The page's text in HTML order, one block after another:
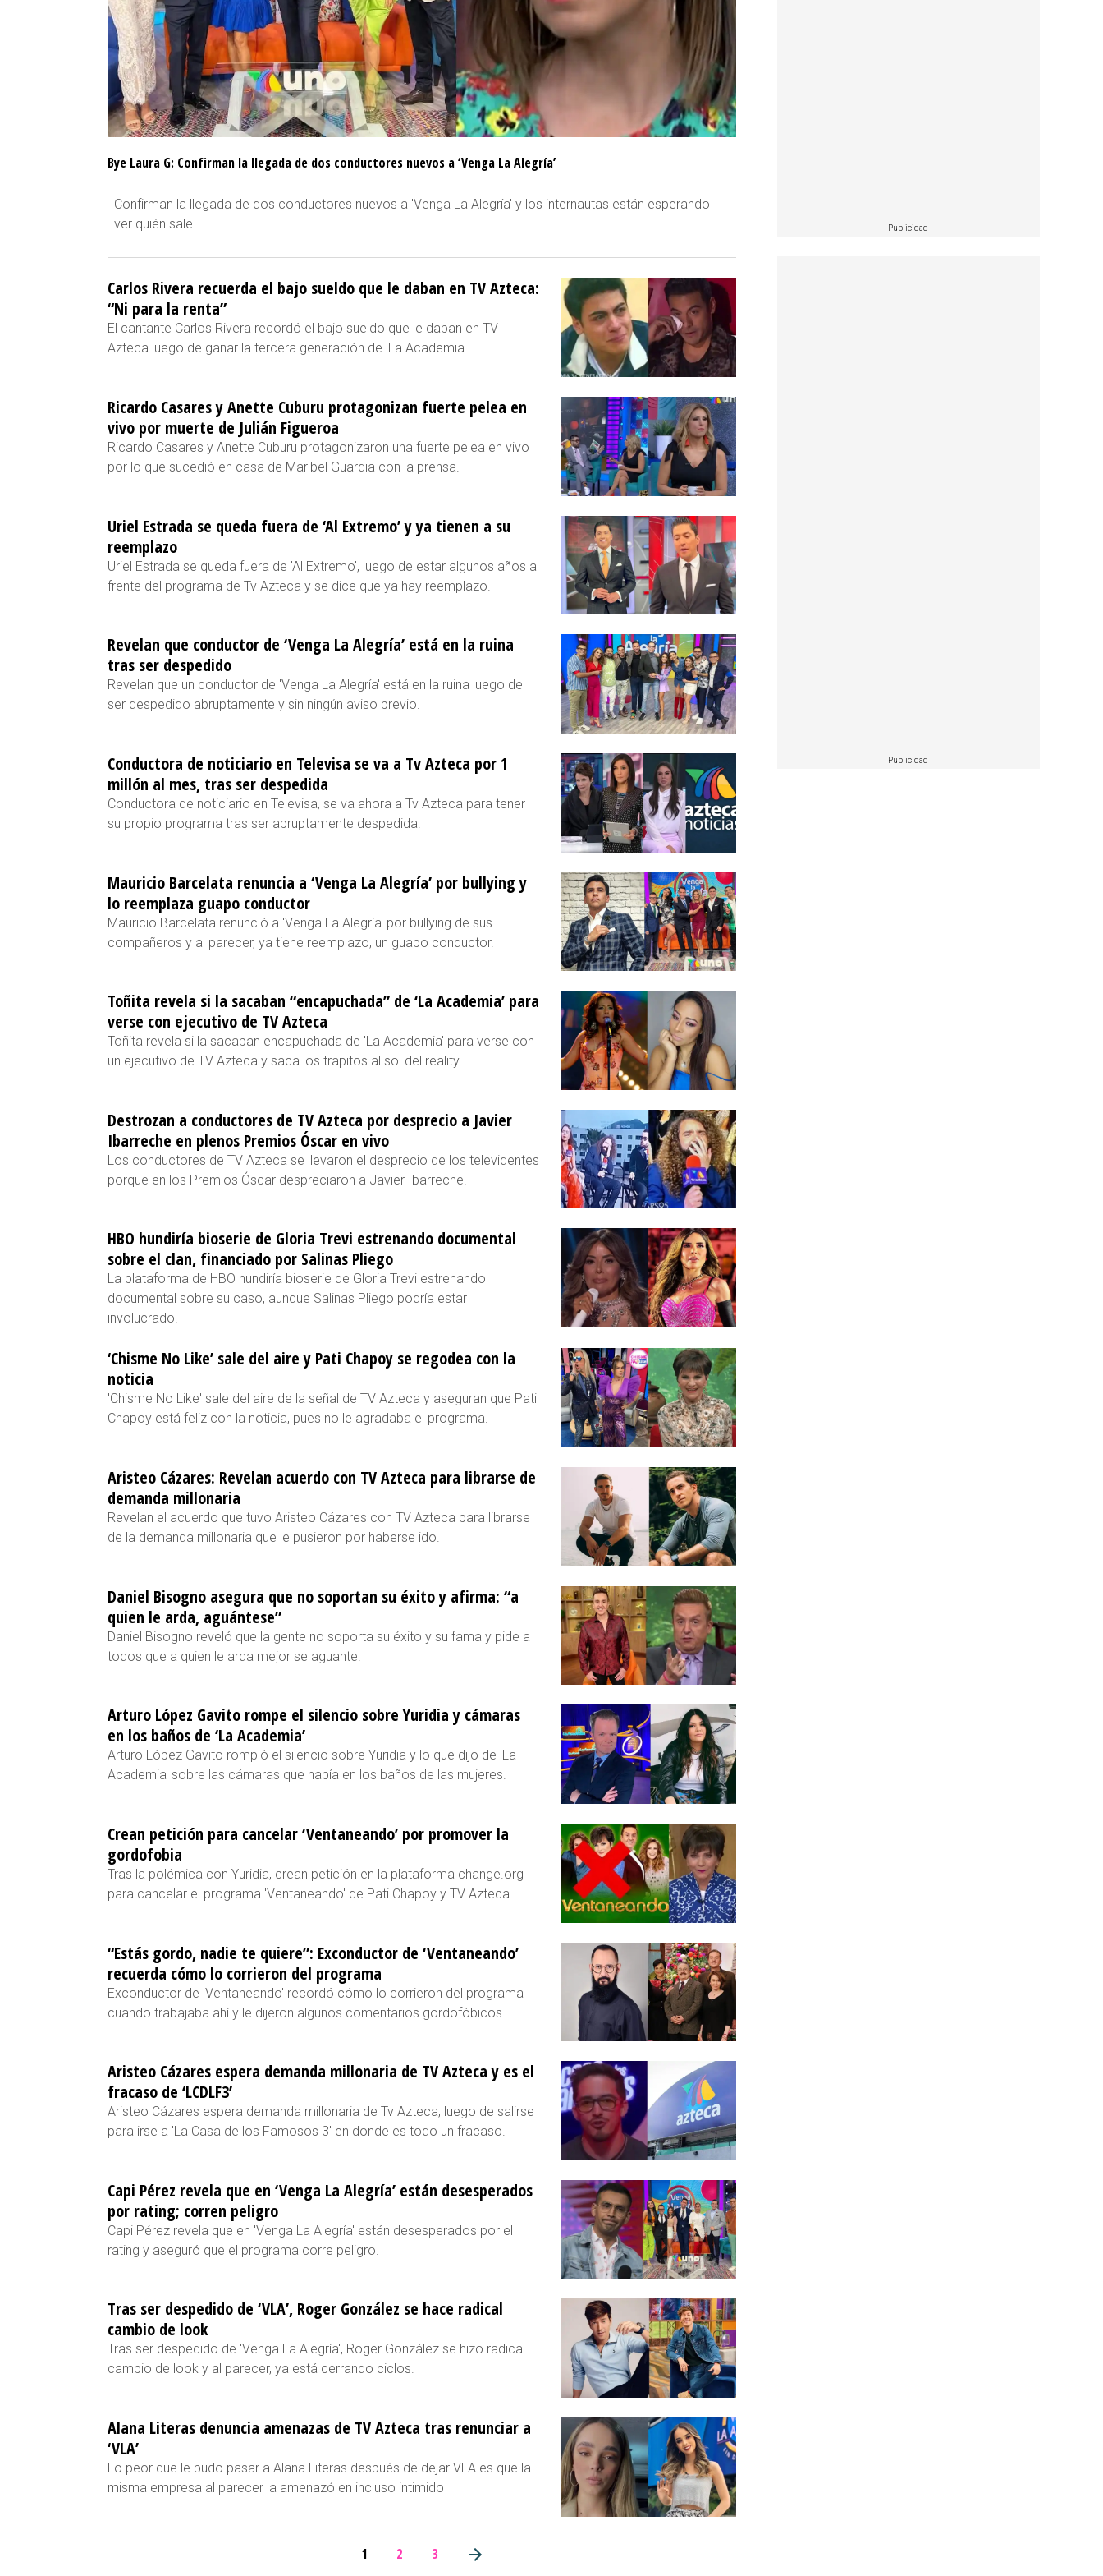
Bye Laura G: Confirman la llegada de dos conductores nuevos a ‘Venga La Alegría’
Confirman la llegada de dos conductores nuevos a 'Venga La Alegría' y los internautas están esperando
ver quién sale.
Carlos Rivera recuerda el bajo sueldo que le daban en TV Azteca:
“Ni para la renta”
El cantante Carlos Rivera recordó el bajo sueldo que le daban en TV
Azteca luego de ganar la tercera generación de 'La Academia'.
Ricardo Casares y Anette Cuburu protagonizan fuerte pelea en
vivo por muerte de Julián Figueroa
Ricardo Casares y Anette Cuburu protagonizaron una fuerte pelea en vivo
por lo que sucedió en casa de Maribel Guardia con la prensa.
Uriel Estrada se queda fuera de ‘Al Extremo’ y ya tienen a su
reemplazo
Uriel Estrada se queda fuera de 'Al Extremo', luego de estar algunos años al
frente del programa de Tv Azteca y se dice que ya hay reemplazo.
Revelan que conductor de ‘Venga La Alegría’ está en la ruina
tras ser despedido
Revelan que un conductor de 'Venga La Alegría' está en la ruina luego de
ser despedido abruptamente y sin ningún aviso previo.
Conductora de noticiario en Televisa se va a Tv Azteca por 1
millón al mes, tras ser despedida
Conductora de noticiario en Televisa, se va ahora a Tv Azteca para tener
su propio programa tras ser abruptamente despedida.
Mauricio Barcelata renuncia a ‘Venga La Alegría’ por bullying y
lo reemplaza guapo conductor
Mauricio Barcelata renunció a 'Venga La Alegría' por bullying de sus
compañeros y al parecer, ya tiene reemplazo, un guapo conductor.
Toñita revela si la sacaban “encapuchada” de ‘La Academia’ para
verse con ejecutivo de TV Azteca
Toñita revela si la sacaban encapuchada de 'La Academia' para verse con
un ejecutivo de TV Azteca y saca los trapitos al sol del reality.
Destrozan a conductores de TV Azteca por desprecio a Javier
Ibarreche en plenos Premios Óscar en vivo
Los conductores de TV Azteca se llevaron el desprecio de los televidentes
porque en los Premios Óscar despreciaron a Javier Ibarreche.
HBO hundiría bioserie de Gloria Trevi estrenando documental
sobre el clan, financiado por Salinas Pliego
La plataforma de HBO hundiría bioserie de Gloria Trevi estrenando
documental sobre su caso, aunque Salinas Pliego podría estar
involucrado.
‘Chisme No Like’ sale del aire y Pati Chapoy se regodea con la
noticia
'Chisme No Like' sale del aire de la señal de TV Azteca y aseguran que Pati
Chapoy está feliz con la noticia, pues no le agradaba el programa.
Aristeo Cázares: Revelan acuerdo con TV Azteca para librarse de
demanda millonaria
Revelan el acuerdo que tuvo Aristeo Cázares con TV Azteca para librarse
de la demanda millonaria que le pusieron por haberse ido.
Daniel Bisogno asegura que no soportan su éxito y afirma: “a
quien le arda, aguántese”
Daniel Bisogno reveló que la gente no soporta su éxito y su fama y pide a
todos que a quien le arda mejor se aguante.
Arturo López Gavito rompe el silencio sobre Yuridia y cámaras
en los baños de ‘La Academia’
Arturo López Gavito rompió el silencio sobre Yuridia y lo que dijo de 'La
Academia' sobre las cámaras que había en los baños de las mujeres.
Crean petición para cancelar ‘Ventaneando’ por promover la
gordofobia
Tras la polémica con Yuridia, crean petición en la plataforma change.org
para cancelar el programa 'Ventaneando' de Pati Chapoy y TV Azteca.
“Estás gordo, nadie te quiere”: Exconductor de ‘Ventaneando’
recuerda cómo lo corrieron del programa
Exconductor de 'Ventaneando' recordó cómo lo corrieron del programa
cuando trabajaba ahí y le dijeron algunos comentarios gordofóbicos.
Aristeo Cázares espera demanda millonaria de TV Azteca y es el
fracaso de ‘LCDLF3’
Aristeo Cázares espera demanda millonaria de Tv Azteca, luego de salirse
para irse a 'La Casa de los Famosos 3' en donde es todo un fracaso.
Capi Pérez revela que en ‘Venga La Alegría’ están desesperados
por rating; corren peligro
Capi Pérez revela que en 'Venga La Alegría' están desesperados por el
rating y aseguró que el programa corre peligro.
Tras ser despedido de ‘VLA’, Roger González se hace radical
cambio de look
Tras ser despedido de 'Venga La Alegría', Roger González se hizo radical
cambio de look y al parecer, ya está cerrando ciclos.
Alana Literas denuncia amenazas de TV Azteca tras renunciar a
‘VLA’
Lo peor que le pudo pasar a Alana Literas después de dejar VLA es que la
misma empresa al parecer la amenazó en incluso intimido
1 2 3
Publicidad
Publicidad